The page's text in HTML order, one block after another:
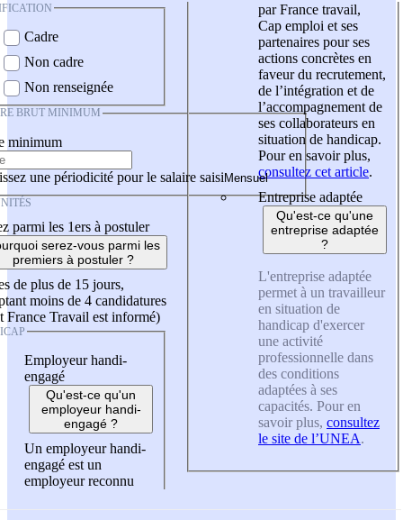
Cadre
Non cadre
Non renseignée
BRUT MINIMUM
minimum
une périodicité pour le salaire saisi
parmi les 1ers à postuler
serez-vous parmi les
premiers à postuler ?
de plus de 15 jours,
moins de 4 candidatures
France Travail est informé)
Employeur handi-
engagé
Qu'est-ce qu'un
employeur handi-
engagé ?
Un employeur handi-
engagé est un
employeur reconnu
par France travail,
Cap emploi et ses
partenaires pour ses
actions concrètes en
faveur du recrutement,
de l’intégration et de
l’accompagnement de
ses collaborateurs en
situation de handicap.
Pour en savoir plus,
consultez cet article.
Entreprise adaptée
Qu'est-ce qu'une
entreprise adaptée
?
L'entreprise adaptée
permet à un travailleur
en situation de
handicap d'exercer
une activité
professionnelle dans
des conditions
adaptées à ses
capacités. Pour en
savoir plus, consultez
le site de l’UNEA.